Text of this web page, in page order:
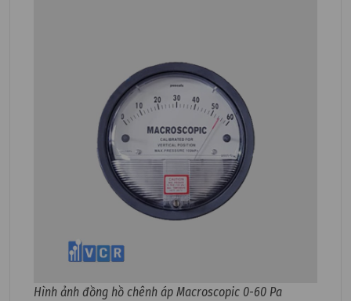
Hình ảnh đồng hồ chênh áp Macroscopic 0-60 Pa